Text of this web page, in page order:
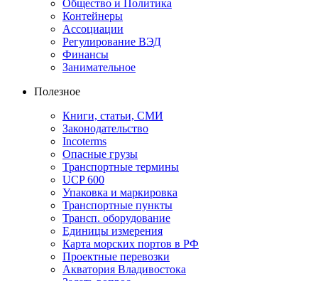
Общество и Политика
Контейнеры
Ассоциации
Регулирование ВЭД
Финансы
Занимательное
Полезное
Книги, статьи, СМИ
Законодательство
Incoterms
Опасные грузы
Транспортные термины
UCP 600
Упаковка и маркировка
Транспортные пункты
Трансп. оборудование
Единицы измерения
Карта морских портов в РФ
Проектные перевозки
Акватория Владивостока